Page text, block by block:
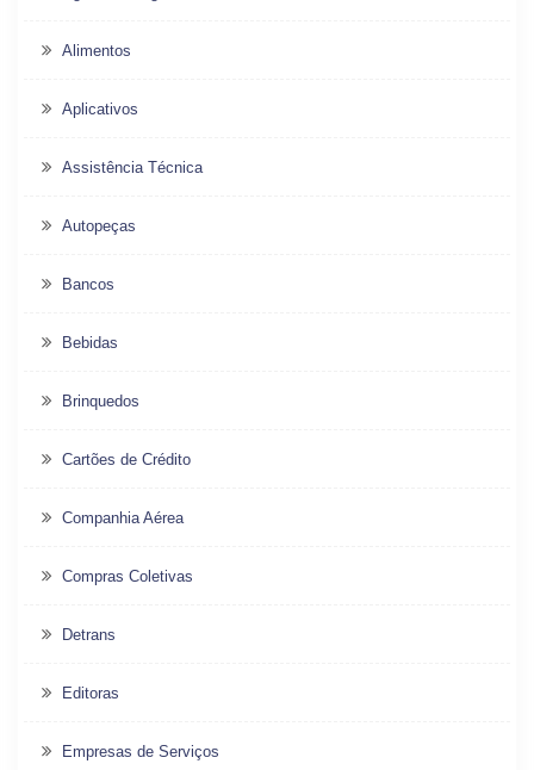
Alimentos
Aplicativos
Assistência Técnica
Autopeças
Bancos
Bebidas
Brinquedos
Cartões de Crédito
Companhia Aérea
Compras Coletivas
Detrans
Editoras
Empresas de Serviços